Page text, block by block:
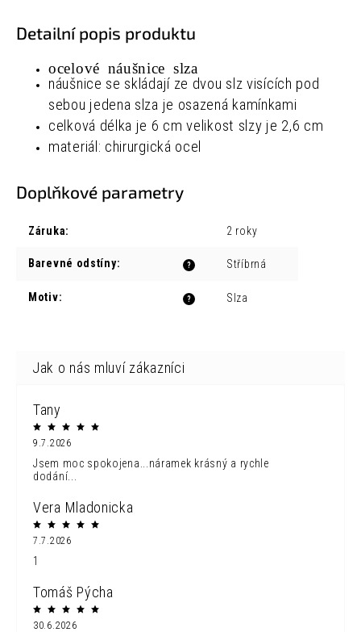
Detailní popis produktu
ocelové náušnice slza
náušnice se skládají ze dvou slz visících pod
sebou jedena slza je osazená kamínkami
celková délka je 6 cm velikost slzy je 2,6 cm
materiál: chirurgická ocel
Doplňkové parametry
Záruka: 2 roky
?
Barevné odstíny: Stříbrná
?
Motiv: Slza
Tany
9.7.2026
Jsem moc spokojena...náramek krásný a rychle
dodání...
Vera Mladonicka
7.7.2026
1
Tomáš Pýcha
30.6.2026